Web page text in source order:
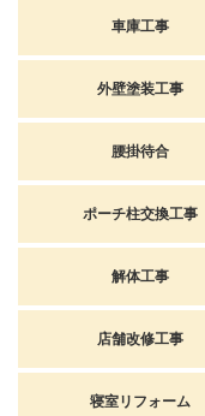
車庫工事
外壁塗装工事
腰掛待合
ポーチ柱交換工事
解体工事
店舗改修工事
寝室リフォーム